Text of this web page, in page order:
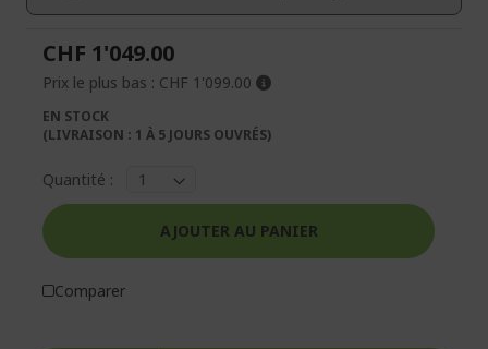
CHF 1'049.00
Prix le plus bas : CHF 1'099.00
EN STOCK
(LIVRAISON : 1 À 5 JOURS OUVRÉS)
Quantité :
AJOUTER AU PANIER
Comparer